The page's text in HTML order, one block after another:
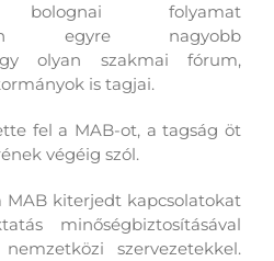
folyamat
egyre nagyobb
olyan szakmai fórum,
is tagjai.
fel a MAB-ot, a tagság öt
végéig szól.
kiterjedt kapcsolatokat
minőségbiztosításával
szervezetekkel.